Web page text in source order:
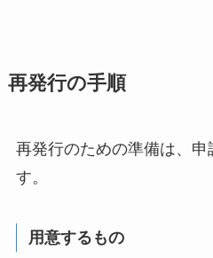
再発行の手順
再発行のための準備は、
す。
用意するもの